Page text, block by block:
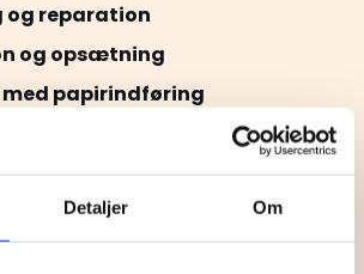
Detaljer Om
og reparation
og opsætning
med papirindføring
af Intern mekanik og censorer